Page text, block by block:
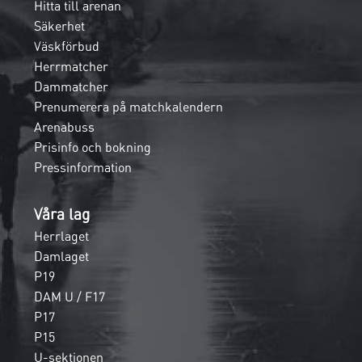
Hitta till arenan
Säkerhet
Väskförbud
Herrmatcher
Dammatcher
Prenumerera på matchkalendern
Arenabuss
Prisinfo och bokning
Pressinformation
Våra lag
Herrlaget
Damlaget
P19
DAM U / F17
P17
P15
U-sektionen